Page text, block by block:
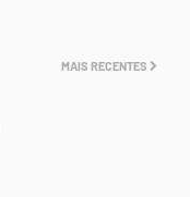
MAIS RECENTES